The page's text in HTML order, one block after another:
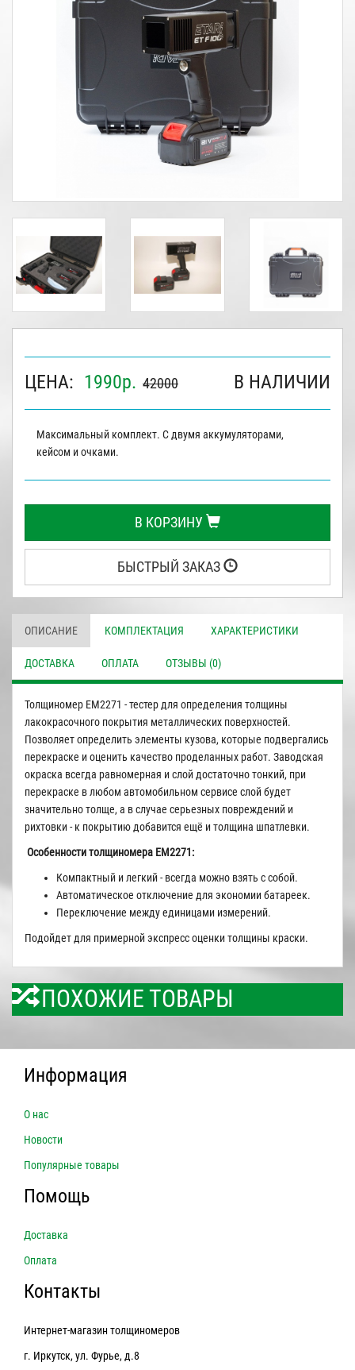
ЦЕНА: 1990р. 42000 В НАЛИЧИИ
Максимальный комплект. С двумя аккумуляторами,
кейсом и очками.
В КОРЗИНУ
БЫСТРЫЙ ЗАКАЗ
ОПИСАНИЕ КОМПЛЕКТАЦИЯ ХАРАКТЕРИСТИКИ
ДОСТАВКА ОПЛАТА ОТЗЫВЫ (0)
Толщиномер ЕМ2271 - тестер для определения толщины
лакокрасочного покрытия металлических поверхностей.
Позволяет определить элементы кузова, которые подвергались
перекраске и оценить качество проделанных работ. Заводская
окраска всегда равномерная и слой достаточно тонкий, при
перекраске в любом автомобильном сервисе слой будет
значительно толще, а в случае серьезных повреждений и
рихтовки - к покрытию добавится ещё и толщина шпатлевки.
Особенности толщиномера EM2271:
Компактный и легкий - всегда можно взять с собой.
Автоматическое отключение для экономии батареек.
Переключение между единицами измерений.
Подойдет для примерной экспресс оценки толщины краски.
ПОХОЖИЕ ТОВАРЫ
Информация
О нас
Новости
Популярные товары
Помощь
Доставка
Оплата
Контакты
Интернет-магазин толщиномеров
г. Иркутск, ул. Фурье, д.8